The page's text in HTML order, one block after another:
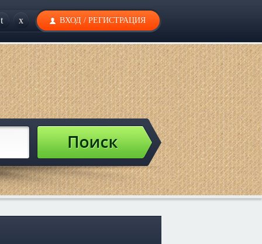
t x ВХОД / РЕГИСТРАЦИЯ